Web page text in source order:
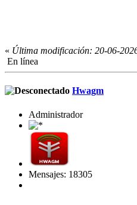
« Última modificación: 20-06-
En línea
Hwagm
Administrador
Mensajes: 18305